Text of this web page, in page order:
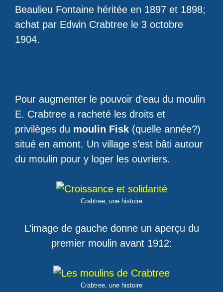
Beaulieu Fontaine héritée en 1897 et 1898;
achat par Edwin Crabtree le 3 octobre
1904.
Pour augmenter le pouvoir d’eau du moulin
E. Crabtree a racheté les droits et
privilèges du moulin Fisk (quelle année?)
situé en amont. Un village s’est bâti autour
du moulin pour y loger les ouvriers.
Crabtree, une histoire
L’image de gauche donne un aperçu du
premier moulin avant 1912:
Crabtree, une histoire